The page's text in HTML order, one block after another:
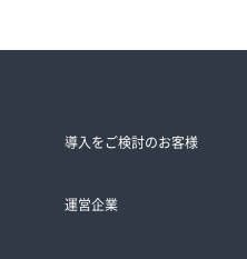
導入をご検討のお客様
運営企業